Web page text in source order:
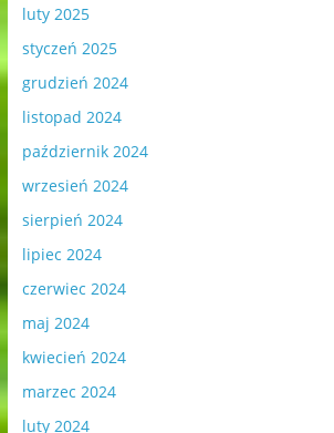
luty 2025
styczeń 2025
grudzień 2024
listopad 2024
październik 2024
wrzesień 2024
sierpień 2024
lipiec 2024
czerwiec 2024
maj 2024
kwiecień 2024
marzec 2024
luty 2024